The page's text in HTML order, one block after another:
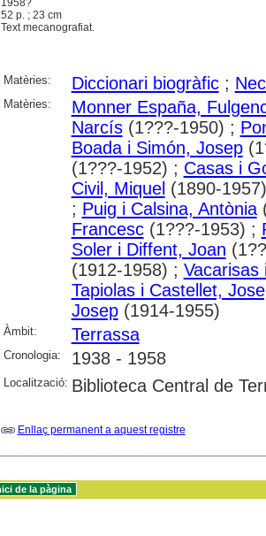
1958?
52 p. ; 23 cm
Text mecanografiat.
Matèries: Diccionari biogràfic;
Matèries:
Monner España,
Narcís(1???-1950) ;
Boada i Simón, Josep
(1???-1952) ; Casas i
Civil, Miquel (1890-
; Puig i Calsina, Antònia
Francesc(1???-1953) ;
Soler i Diffent, Joan
(1912-1958) ; Vacarisas
Tapiolas i Castellet,
Josep(1914-1955)
Àmbit: Terrassa
Cronologia: 1938 - 1958
Localització: Biblioteca Central de
Enllaç permanent a aquest registre